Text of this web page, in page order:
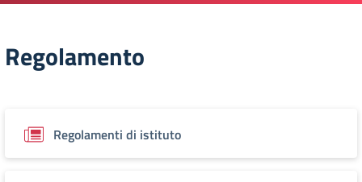
Regolamento
Regolamenti di istituto